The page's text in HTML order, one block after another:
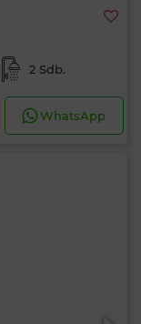
2 Sdb.
WhatsApp